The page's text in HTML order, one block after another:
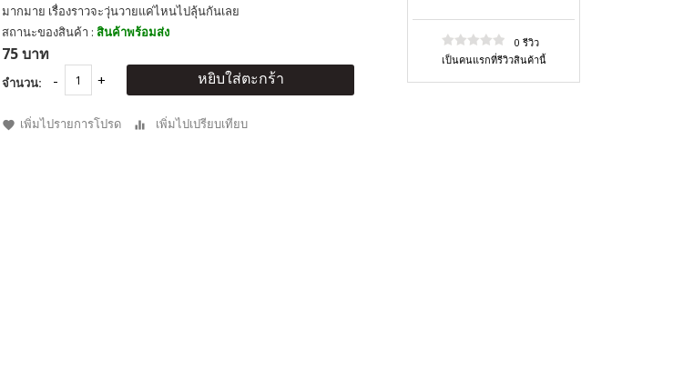
มากมาย เรื่องราวจะวุ่นวายแค่ไหนไปลุ้นกันเลย
สถานะของสินค้า : สินค้าพร้อมส่ง
75 บาท
จำนวน: หยิบใส่ตะกร้า
เพิ่มไปรายการโปรด เพิ่มไปเปรียบเทียบ
0 รีวิว
เป็นคนแรกที่รีวิวสินค้านี้